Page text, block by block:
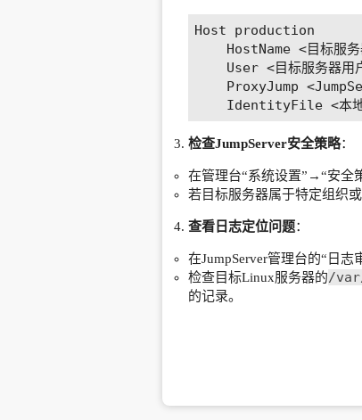
Host production
检查JumpServer安全策略：
在管理台“系统设置”→“安全
若目标服务器属于特定组织
查看日志定位问题：
在JumpServer管理台的“日
检查目标Linux服务器的/
的记录。